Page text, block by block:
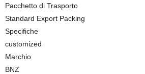
Pacchetto di Trasporto
Standard Export Packing
Specifiche
customized
Marchio
BNZ